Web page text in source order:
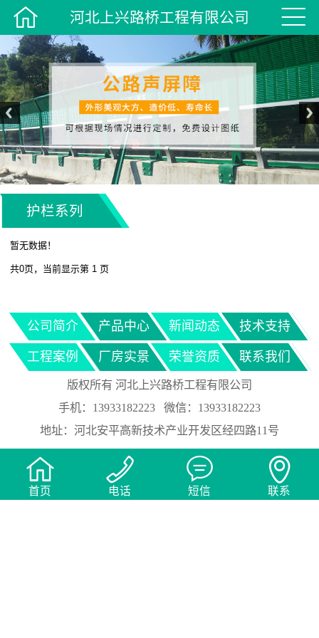

 河北上兴路桥工程有限公司
护栏系列
暂无数据！
共0页，当前显示第 1 页
公司简介 产品中心 新闻动态 技术支持
工程案例 厂房实景 荣誉资质 联系我们
版权所有 河北上兴路桥工程有限公司
手机：13933182223 微信：13933182223
地址：河北安平高新技术产业开发区经四路11号

首页

电话

短信

联系